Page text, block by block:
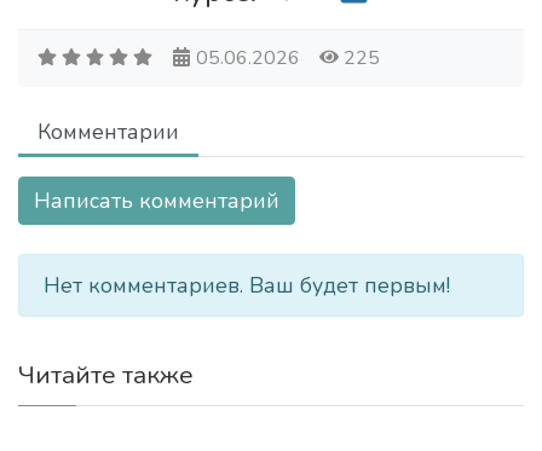
05.06.2026 225
Комментарии
Написать комментарий
Нет комментариев. Ваш будет первым!
Читайте также